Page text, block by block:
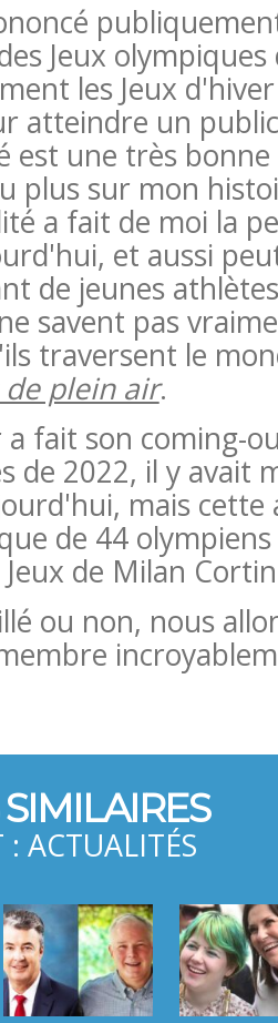
Jeux
les Jeux
atteindre un
est une très bonne
plus sur mon
a fait de moi la
et aussi
de jeunes
savent pas
traversent le
plein air.
a fait son coming-
de 2022, il y avait
mais cette
de 44
de Milan
ou non, nous
: ACTUALITÉS